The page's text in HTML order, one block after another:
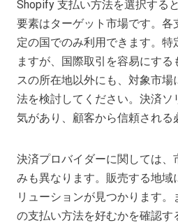
Shopify 支払い方法を選択する
要素はターゲット市場です。
定の国でのみ利用できます。特
ますが、国際取引を容易にす
スの所在地以外にも、対象市
法を検討してください。決済ソ
気があり、顧客から信頼される
決済プロバイダーに関しては
みも異なります。販売する地域
リューションが見つかります
の支払い方法を好むかを確認す